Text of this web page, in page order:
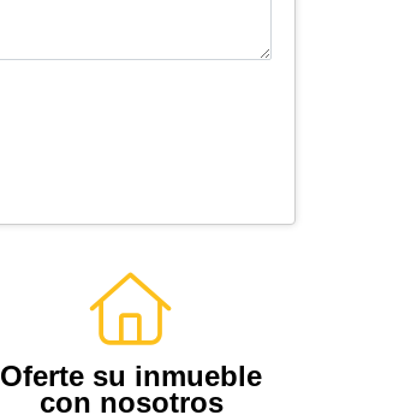
Oferte su inmueble
con nosotros